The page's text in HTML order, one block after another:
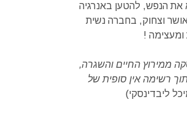
את הנפש, להטען באנרגיה
וצחוק, בחברה נשית
ומעצימה !
ממירוץ החיים והשגרה,
רשימה אין סופית של
ליבדינסקי)